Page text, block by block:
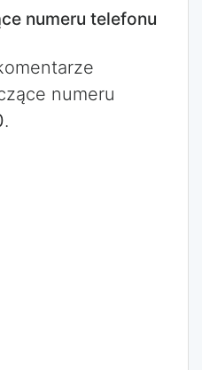
numeru telefonu
numeru
.